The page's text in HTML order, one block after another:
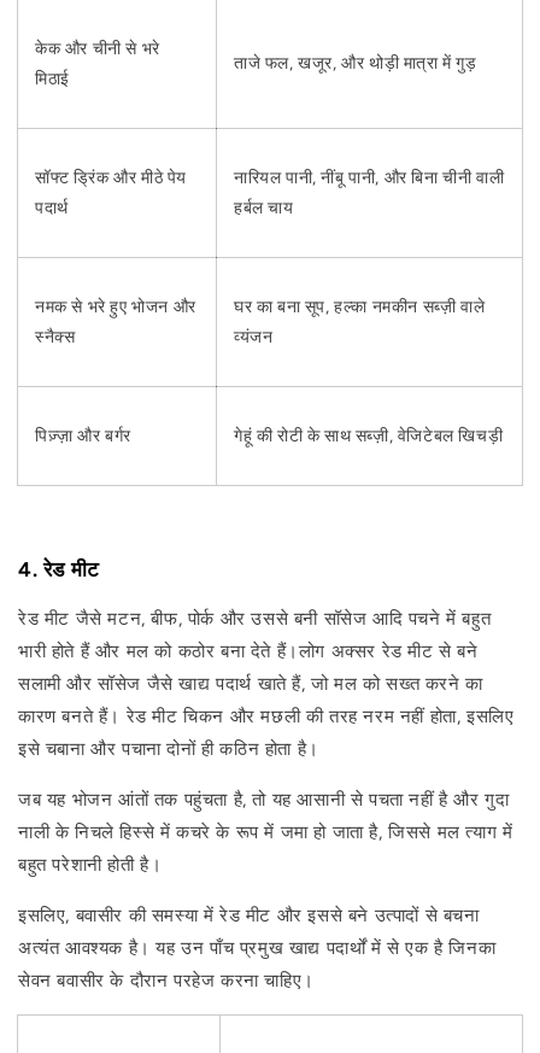
केक और चीनी से भरे
मिठाई
ताजे फल, खजूर, और थोड़ी मात्रा में गुड़
सॉफ्ट ड्रिंक और मीठे पेय
पदार्थ
नारियल पानी, नींबू पानी, और बिना चीनी वाली
हर्बल चाय
नमक से भरे हुए भोजन और
स्नैक्स
घर का बना सूप, हल्का नमकीन सब्ज़ी वाले
व्यंजन
पिज़्ज़ा और बर्गर गेहूं की रोटी के साथ सब्ज़ी, वेजिटेबल खिचड़ी
4. रेड मीट
रेड मीट जैसे मटन, बीफ, पोर्क और उससे बनी सॉसेज आदि पचने में बहुत
भारी होते हैं और मल को कठोर बना देते हैं।लोग अक्सर रेड मीट से बने
सलामी और सॉसेज जैसे खाद्य पदार्थ खाते हैं, जो मल को सख्त करने का
कारण बनते हैं। रेड मीट चिकन और मछली की तरह नरम नहीं होता, इसलिए
इसे चबाना और पचाना दोनों ही कठिन होता है।
जब यह भोजन आंतों तक पहुंचता है, तो यह आसानी से पचता नहीं है और गुदा
नाली के निचले हिस्से में कचरे के रूप में जमा हो जाता है, जिससे मल त्याग में
बहुत परेशानी होती है।
इसलिए, बवासीर की समस्या में रेड मीट और इससे बने उत्पादों से बचना
अत्यंत आवश्यक है। यह उन पाँच प्रमुख खाद्य पदार्थों में से एक है जिनका
सेवन बवासीर के दौरान परहेज करना चाहिए।